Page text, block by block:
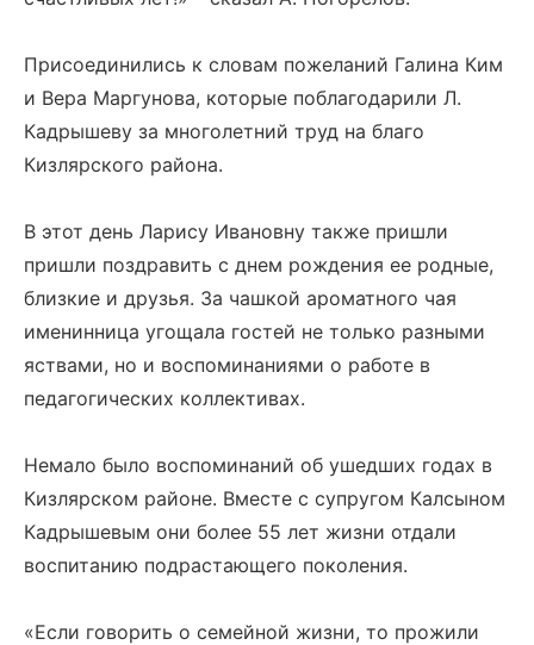
Присоединились к словам пожеланий Галина Ким
и Вера Маргунова, которые поблагодарили Л.
Кадрышеву за многолетний труд на благо
Кизлярского района.
В этот день Ларису Ивановну также пришли
пришли поздравить с днем рождения ее родные,
близкие и друзья. За чашкой ароматного чая
именинница угощала гостей не только разными
яствами, но и воспоминаниями о работе в
педагогических коллективах.
Немало было воспоминаний об ушедших годах в
Кизлярском районе. Вместе с супругом Калсыном
Кадрышевым они более 55 лет жизни отдали
воспитанию подрастающего поколения.
«Если говорить о семейной жизни, то прожили